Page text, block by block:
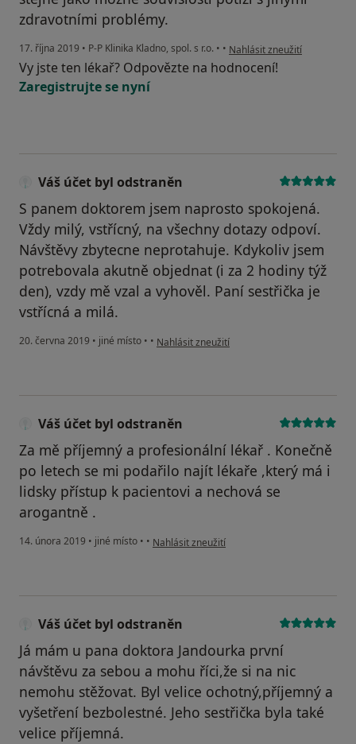
zdravotními problémy.
17. října 2019 • P-P Klinika Kladno, spol. s r.o. • • podle názoru uživatele Váš
Nahlásit zneužití
Vy jste ten lékař? Odpovězte na hodnocení!
Zaregistrujte se nyní
Váš účet byl odstraněn
S panem doktorem jsem naprosto spokojená.
Vždy milý, vstřícný, na všechny dotazy odpoví.
Návštěvy zbytecne neprotahuje. Kdykoliv jsem
potrebovala akutně objednat (i za 2 hodiny týž
den), vzdy mě vzal a vyhověl. Paní sestřička je
vstřícná a milá.
20. června 2019 • jiné místo • • podle názoru uživatele Váš účet byl
Nahlásit zneužití
Váš účet byl odstraněn
Za mě příjemný a profesionální lékař . Konečně
po letech se mi podařilo najít lékaře ,který má i
lidsky přístup k pacientovi a nechová se
arogantně .
14. února 2019 • jiné místo • • podle názoru uživatele Váš účet byl odstraněn
Nahlásit zneužití
Váš účet byl odstraněn
Já mám u pana doktora Jandourka první
návštěvu za sebou a mohu říci,že si na nic
nemohu stěžovat. Byl velice ochotný,příjemný a
vyšetření bezbolestné. Jeho sestřička byla také
velice příjemná.